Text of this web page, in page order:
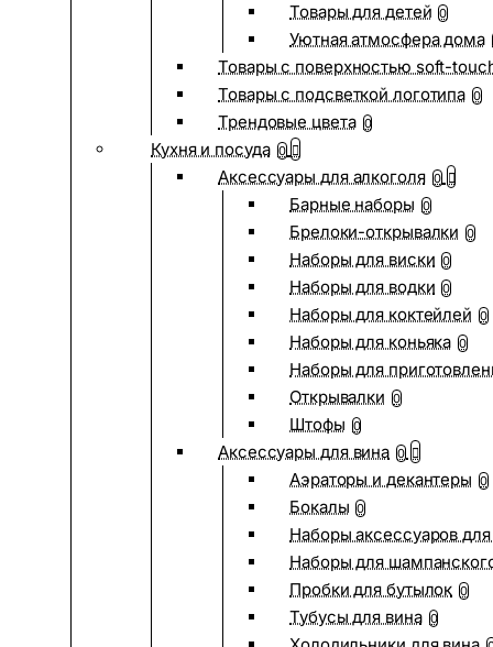
Товары для детей 0
Уютная атмосфера дома
Товары с поверхностью soft-
Товары с подсветкой логотипа 0
Трендовые цвета 0
Кухня и посуда 0
Аксессуары для алкоголя 0
Барные наборы 0
Брелоки-открывалки 0
Наборы для виски 0
Наборы для водки 0
Наборы для коктейлей 0
Наборы для коньяка 0
Наборы для
Открывалки 0
Штофы 0
Аксессуары для вина 0
Аэраторы и декантеры 0
Бокалы 0
Наборы аксессуаров
Наборы для
Пробки для бутылок 0
Тубусы для вина 0